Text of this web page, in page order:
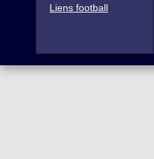
Liens football